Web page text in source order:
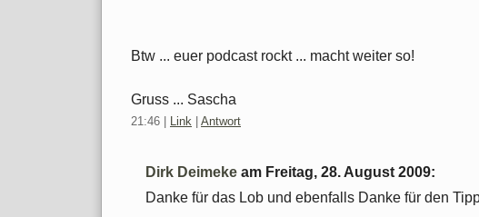
Btw ... euer podcast rockt ... macht weiter so!
Gruss ... Sascha
21:46 Link Antwort
Dirk Deimeke am Freitag, 28. August 2009:
Danke für das Lob und ebenfalls Danke für den